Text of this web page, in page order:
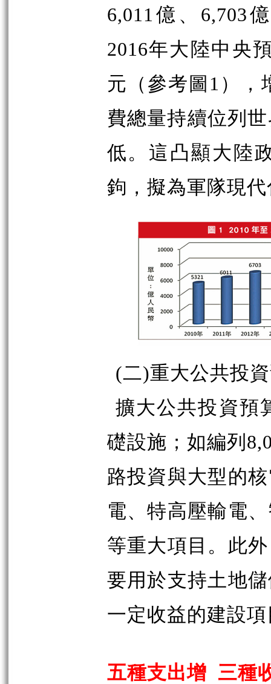
6,011億、6,703
2016年大陸中央
元（參考圖1），
費總量持續位列
低。這凸顯大陸
鉤，擬為軍隊現
(二)重大公共投
擴大公共投資預
礎設施；如編列
路投資與大型的
電、特高壓輸電
等重大項目。此
要用於支持土地
一定收益的建設
五種支出增 三種